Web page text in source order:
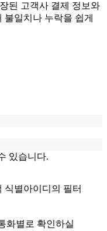
된 고객사 결제 정보와
일치나 누락을 쉽게
있습니다.
식별아이디의 필터
화별로 확인하실